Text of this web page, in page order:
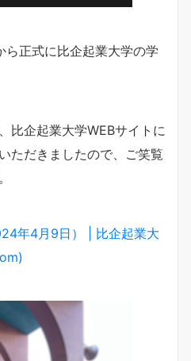
ら正式に比企起業大学の学
比企起業大学WEBサイトに
ただきましたので、ご笑覧
年4月9日） | 比企起業大